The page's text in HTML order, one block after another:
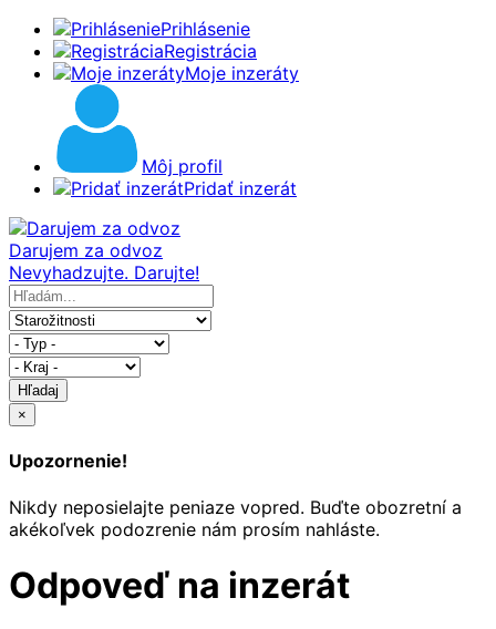
Prihlásenie
Registrácia
Moje inzeráty
Môj profil
Pridať inzerát
Darujem za odvoz
Nevyhadzujte. Darujte!
Hľadaj
×
Upozornenie!
Nikdy neposielajte peniaze vopred. Buďte obozretní a
akékoľvek podozrenie nám prosím nahláste.
Odpoveď na inzerát